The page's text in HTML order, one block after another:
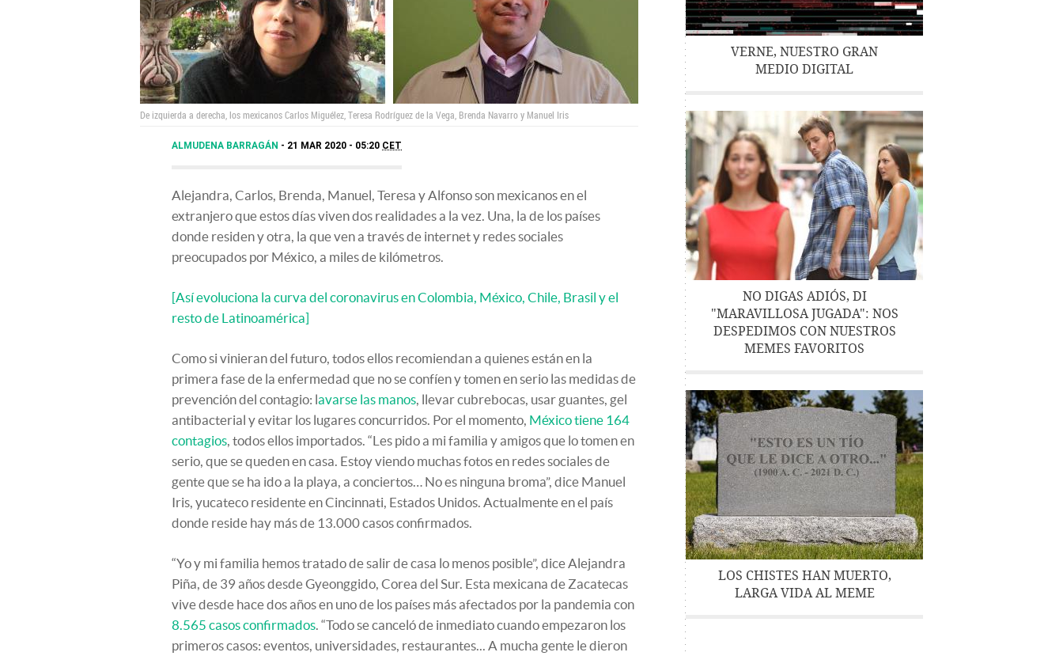
De izquierda a derecha, los mexicanos Carlos Miguélez, Teresa Rodríguez de la Vega, Brenda Navarro y Manuel Iris
ALMUDENA BARRAGÁN 21 MAR 2020 - 05:20 CET
Alejandra, Carlos, Brenda, Manuel, Teresa y Alfonso son mexicanos en el
extranjero que estos días viven dos realidades a la vez. Una, la de los países
donde residen y otra, la que ven a través de internet y redes sociales
preocupados por México, a miles de kilómetros.
[Así evoluciona la curva del coronavirus en Colombia, México, Chile, Brasil y el
resto de Latinoamérica]
Como si vinieran del futuro, todos ellos recomiendan a quienes están en la
primera fase de la enfermedad que no se confíen y tomen en serio las medidas de
prevención del contagio: lavarse las manos, llevar cubrebocas, usar guantes, gel
antibacterial y evitar los lugares concurridos. Por el momento, México tiene 164
contagios, todos ellos importados. “Les pido a mi familia y amigos que lo tomen en
serio, que se queden en casa. Estoy viendo muchas fotos en redes sociales de
gente que se ha ido a la playa, a conciertos… No es ninguna broma”, dice Manuel
Iris, yucateco residente en Cincinnati, Estados Unidos. Actualmente en el país
donde reside hay más de 13.000 casos confirmados.
“Yo y mi familia hemos tratado de salir de casa lo menos posible”, dice Alejandra
Piña, de 39 años desde Gyeonggido, Corea del Sur. Esta mexicana de Zacatecas
vive desde hace dos años en uno de los países más afectados por la pandemia con
8.565 casos confirmados. “Todo se canceló de inmediato cuando empezaron los
primeros casos: eventos, universidades, restaurantes... A mucha gente le dieron
VERNE, NUESTRO GRAN
MEDIO DIGITAL
NO DIGAS ADIÓS, DI
"MARAVILLOSA JUGADA": NOS
DESPEDIMOS CON NUESTROS
MEMES FAVORITOS
LOS CHISTES HAN MUERTO,
LARGA VIDA AL MEME